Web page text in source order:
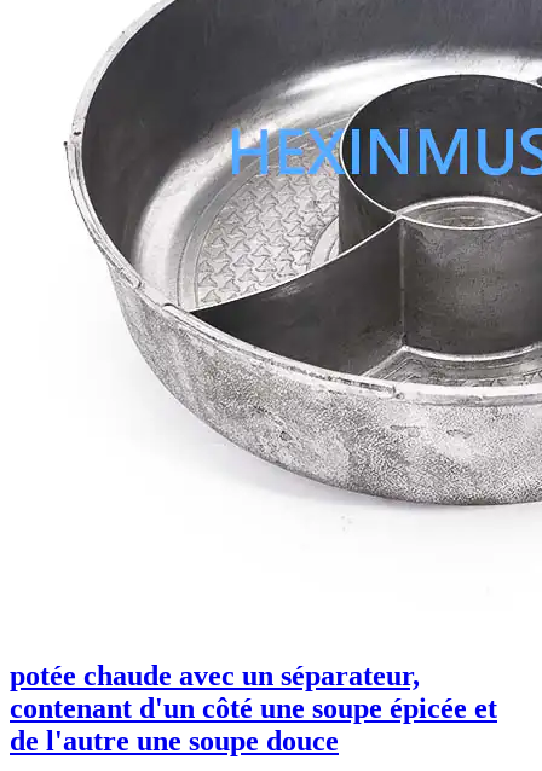
potée chaude avec un séparateur,
contenant d'un côté une soupe épicée et
de l'autre une soupe douce